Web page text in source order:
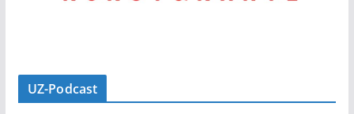
UZ-Podcast